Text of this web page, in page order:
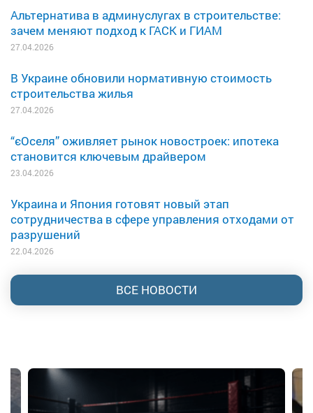
Альтернатива в админуслугах в строительстве:
зачем меняют подход к ГАСК и ГИАМ
27.04.2026
В Украине обновили нормативную стоимость
строительства жилья
27.04.2026
“єОселя” оживляет рынок новостроек: ипотека
становится ключевым драйвером
23.04.2026
Украина и Япония готовят новый этап
сотрудничества в сфере управления отходами от
разрушений
22.04.2026
ВСЕ НОВОСТИ